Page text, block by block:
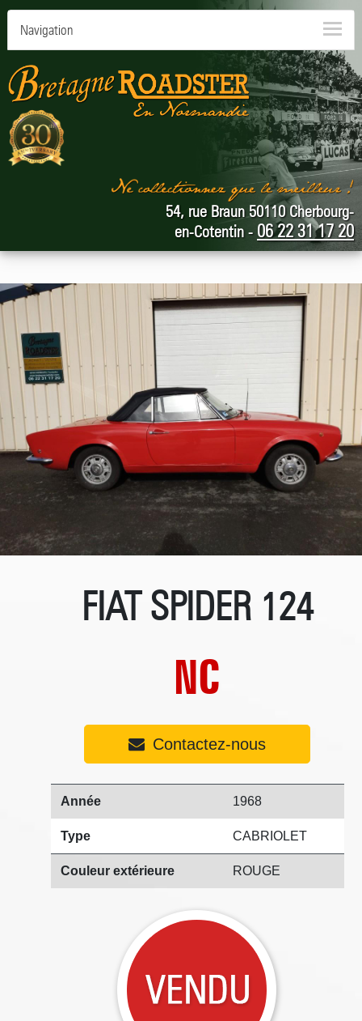
Navigation
54, rue Braun 50110 Cherbourg-
en-Cotentin - 06 22 31 17 20
FIAT SPIDER 124
NC
Contactez-nous
Année 1968
Type CABRIOLET
Couleur extérieure ROUGE